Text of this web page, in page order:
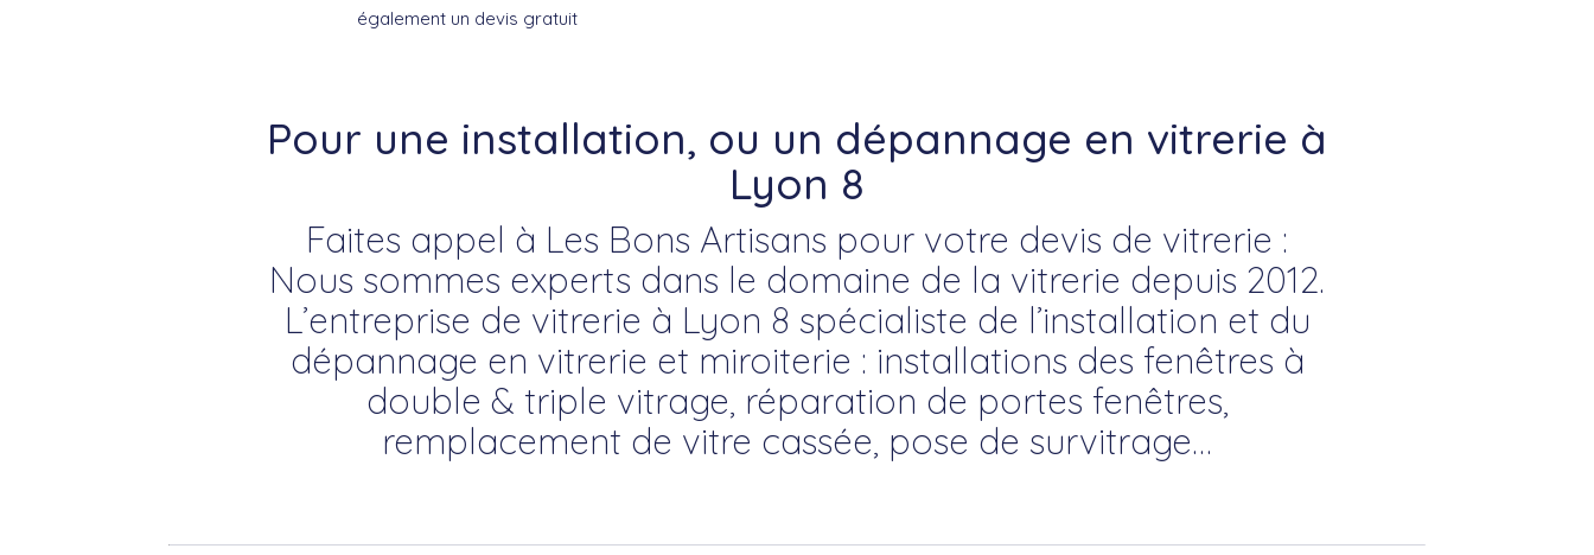
également un devis gratuit
Pour une installation, ou un dépannage en vitrerie à
Lyon 8
Faites appel à Les Bons Artisans pour votre devis de vitrerie :
Nous sommes experts dans le domaine de la vitrerie depuis 2012.
L’entreprise de vitrerie à Lyon 8 spécialiste de l’installation et du
dépannage en vitrerie et miroiterie : installations des fenêtres à
double & triple vitrage, réparation de portes fenêtres,
remplacement de vitre cassée, pose de survitrage…